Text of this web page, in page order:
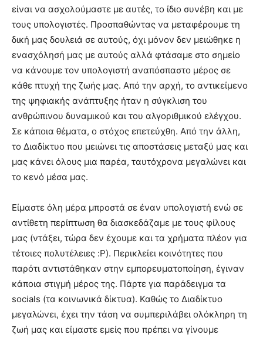
είναι να ασχολούμαστε με αυτές, το ίδιο συνέβη και με
τους υπολογιστές. Προσπαθώντας να μεταφέρουμε τη
δική μας δουλειά σε αυτούς, όχι μόνον δεν μειώθηκε η
ενασχόλησή μας με αυτούς αλλά φτάσαμε στο σημείο
να κάνουμε τον υπολογιστή αναπόσπαστο μέρος σε
κάθε πτυχή της ζωής μας. Από την αρχή, το αντικείμενο
της ψηφιακής ανάπτυξης ήταν η σύγκλιση του
ανθρώπινου δυναμικού και του αλγοριθμικού ελέγχου.
Σε κάποια θέματα, ο στόχος επετεύχθη. Από την άλλη,
το Διαδίκτυο που μειώνει τις αποστάσεις μεταξύ μας και
μας κάνει όλους μια παρέα, ταυτόχρονα μεγαλώνει και
το κενό μέσα μας.
Είμαστε όλη μέρα μπροστά σε έναν υπολογιστή ενώ σε
αντίθετη περίπτωση θα διασκεδάζαμε με τους φίλους
μας (ντάξει, τώρα δεν έχουμε και τα χρήματα πλέον για
τέτοιες πολυτέλειες :P). Περικλείει κοινότητες που
παρότι αντιστάθηκαν στην εμπορευματοποίηση, έγιναν
κάποια στιγμή μέρος της. Πάρτε για παράδειγμα τα
socials (τα κοινωνικά δίκτυα). Καθώς το Διαδίκτυο
μεγαλώνει, έχει την τάση να συμπεριλάβει ολόκληρη τη
ζωή μας και είμαστε εμείς που πρέπει να γίνουμε